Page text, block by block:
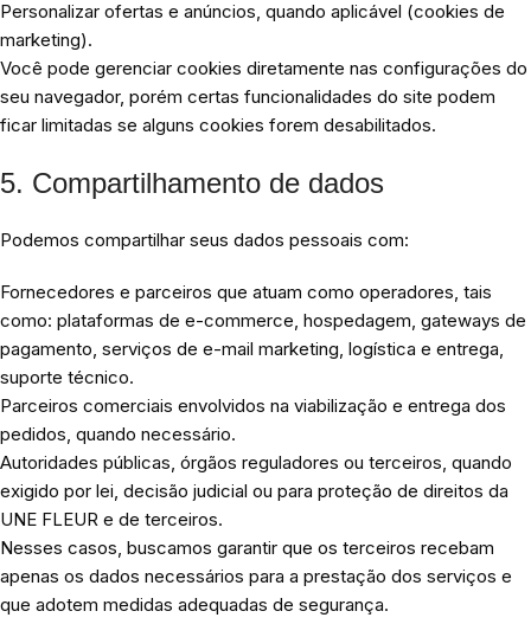
Personalizar ofertas e anúncios, quando aplicável (cookies de
marketing).
Você pode gerenciar cookies diretamente nas configurações do
seu navegador, porém certas funcionalidades do site podem
ficar limitadas se alguns cookies forem desabilitados.
5. Compartilhamento de dados
Podemos compartilhar seus dados pessoais com:
Fornecedores e parceiros que atuam como operadores, tais
como: plataformas de e-commerce, hospedagem, gateways de
pagamento, serviços de e-mail marketing, logística e entrega,
suporte técnico.
Parceiros comerciais envolvidos na viabilização e entrega dos
pedidos, quando necessário.
Autoridades públicas, órgãos reguladores ou terceiros, quando
exigido por lei, decisão judicial ou para proteção de direitos da
UNE FLEUR e de terceiros.
Nesses casos, buscamos garantir que os terceiros recebam
apenas os dados necessários para a prestação dos serviços e
que adotem medidas adequadas de segurança.